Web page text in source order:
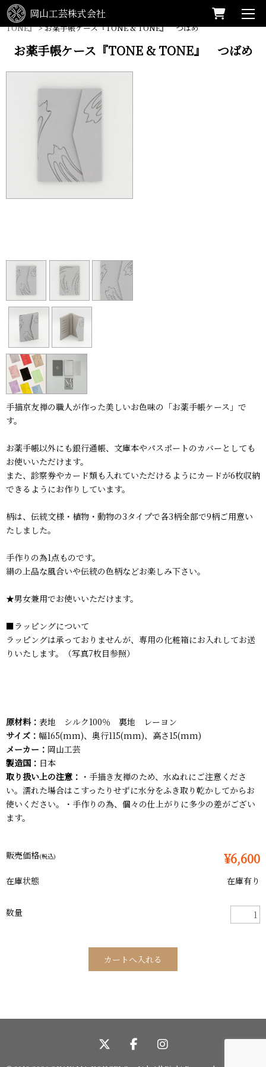
岡山工芸株式会社
HOME >商品>SHOP>お薬手帳ケース
お薬手帳ケース『TONE &
TONE』>お薬手帳ケース『TONE & TONE』 つばめ
お薬手帳ケース『TONE & TONE』 つばめ
手描京友禅の職人が作った美しいお色味の「お薬手帳ケース」で
す。
お薬手帳以外にも銀行通帳、文庫本やパスポートのカバーとしても
お使いいただけます。
また、診察券やカード類も入れていただけるようにカードが6枚収納
できるようにお作りしています。
柄は、伝統文様・植物・動物の3タイプで各3柄全部で9柄ご用意い
たしました。
手作りの為1点ものです。
絹の上品な風合いや伝統の色柄などお楽しみ下さい。
★男女兼用でお使いいただけます。
■ラッピングについて
ラッピングは承っておりませんが、専用の化粧箱にお入れしてお送
りいたします。（写真7枚目参照）
原材料： 表地 シルク100％ 裏地 レーヨン
サイズ： 幅165(mm)、奥行115(mm)、高さ15(mm)
メーカー： 岡山工芸
製造国： 日本
取り扱い上の注意： ・手描き友禅のため、水ぬれにご注意くださ
い。濡れた場合はこすったりせずに水分をふき取り乾かしてからお
使いください。・手作りの為、個々の仕上がりに多少の差がござい
ます。
販売価格(税込) ¥6,600
在庫状態 在庫有り
数量